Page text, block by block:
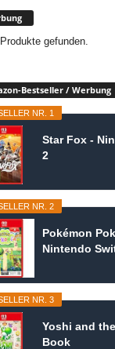
gefunden.
Bestseller / Werbung
NR. 1
Star Fox -
2
NR. 2
Pokémon
Nintendo
NR. 3
Yoshi and
Book